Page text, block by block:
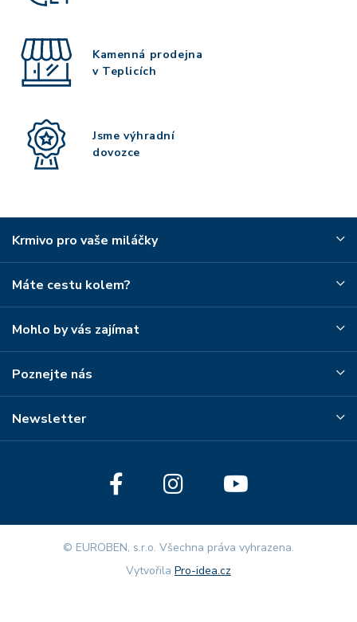
Kamenná prodejna
v Teplicích
Jsme výhradní
dovozce
Krmivo pro vaše miláčky
Máte cestu kolem?
Mohlo by vás zajímat
Poznejte nás
Newsletter
© EUROBEN, s.r.o. Všechna práva vyhrazena.
Vytvořila Pro-idea.cz